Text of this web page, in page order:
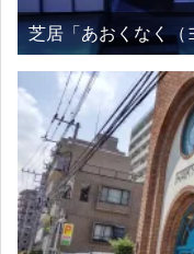
芝居「あおくなく（